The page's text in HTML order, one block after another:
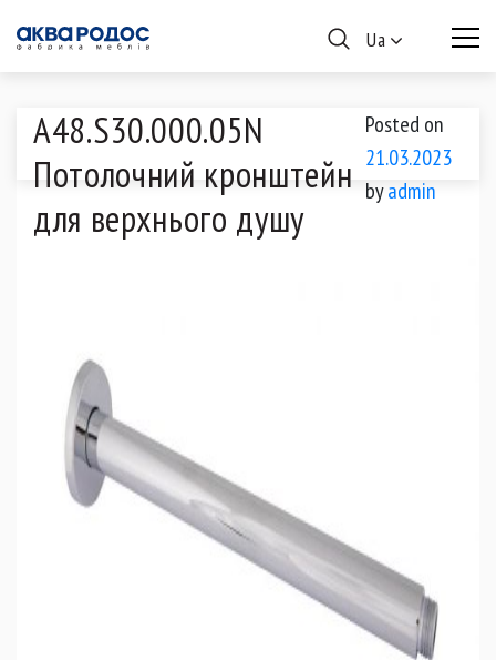
Ua
А48.S30.000.05N
Потолочний кронштейн
для верхнього душу
Posted on
21.03.2023
byadmin